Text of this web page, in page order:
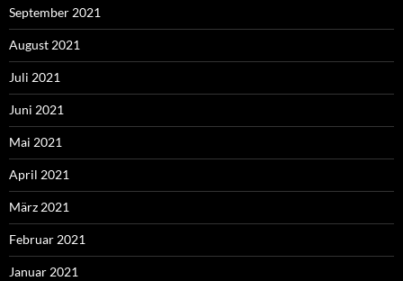
September 2021
August 2021
Juli 2021
Juni 2021
Mai 2021
April 2021
März 2021
Februar 2021
Januar 2021